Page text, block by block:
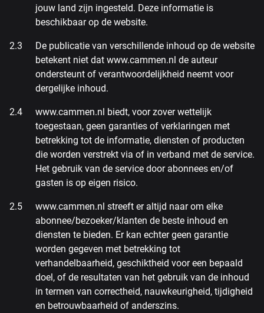
jouw land zijn ingesteld. Deze informatie is
beschikbaar op de website.
De publicatie van verschillende inhoud op de website
betekent niet dat www.cammen.nl de auteur
ondersteunt of verantwoordelijkheid neemt voor
dergelijke inhoud.
www.cammen.nl biedt, voor zover wettelijk
toegestaan, geen garanties of verklaringen met
betrekking tot de informatie, diensten of producten
die worden verstrekt via of in verband met de service.
Het gebruik van de service door abonnees en/of
gasten is op eigen risico.
www.cammen.nl streeft er altijd naar om elke
abonnee/bezoeker/klanten de beste inhoud en
diensten te bieden. Er kan echter geen garantie
worden gegeven met betrekking tot
verhandelbaarheid, geschiktheid voor een bepaald
doel, of de resultaten van het gebruik van de inhoud
in termen van correctheid, nauwkeurigheid, tijdigheid
en betrouwbaarheid of anderszins.